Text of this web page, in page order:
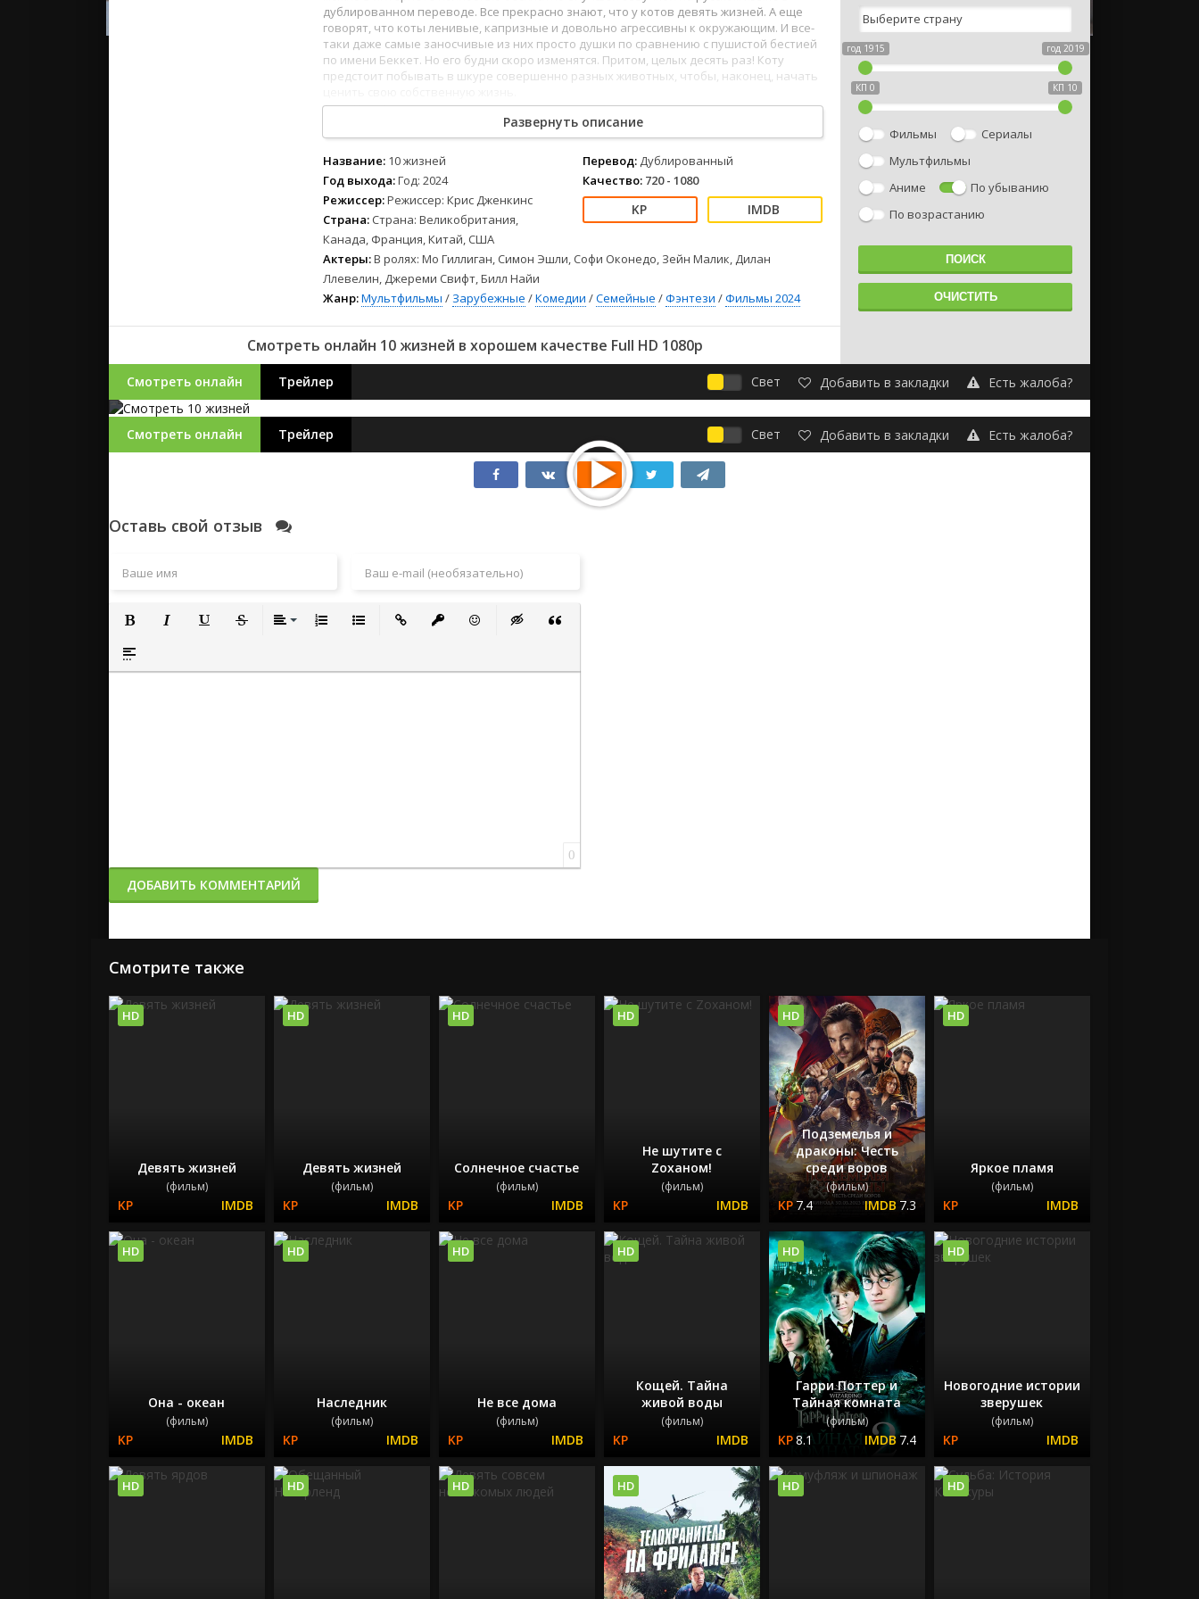
2022
2021
Зарубежные
Детские
Драмы
Комедии
Спорт
Триллеры
Ужасы
2022
2021
Зарубежные
Фильмы из соцетей
дублированном переводе. Все прекрасно знают, что у котов девять жизней. А еще
говорят, что коты ленивые, капризные и довольно агрессивны к окружающим. И все-
таки даже самые заносчивые из них просто душки по сравнению с пушистой бестией
по имени Беккет. Но его будни скоро изменятся. Притом, целых десять раз! Коту
предстоит побывать в шкуре совершенно разных животных, чтобы, наконец, начать
12345 678
Развернуть описание
Название: 10 жизней
Год выхода:Год: 2024
Режиссер:Режиссер: Крис Дженкинс
Страна: Страна: Великобритания,
Канада, Франция, Китай, США
Перевод: Дублированный
Качество: 720 - 1080
Актеры:В ролях: Мо Гиллиган, Симон Эшли, Софи Оконедо, Зейн Малик, Дилан
Ллевелин, Джереми Свифт, Билл Найи
Жанр:Мультфильмы / Зарубежные /Комедии /Семейные /Фэнтези /Фильмы 2024
Смотреть онлайн 10 жизней в хорошем качестве Full HD 1080p
год 1915 год 2019
КП 0 КП 10
Фильмы
Сериалы
Мультфильмы
Аниме
По убыванию
По возрастанию
Смотреть онлайн Трейлер Свет Добавить в закладки Есть жалоба?
Смотреть онлайн Трейлер Свет Добавить в закладки Есть жалоба?
Оставь свой отзыв
Полужирный
Вставка спойлера
0
ДОБАВИТЬ КОММЕНТАРИЙ
Смотрите также
Девять жизней
(фильм)
HD
Девять жизней
(фильм)
HD
Солнечное счастье
(фильм)
HD
Не шутите с
Zоханом!
(фильм)
HD
Подземелья и
драконы: Честь
среди воров
(фильм)
7.4 7.3
HD
Яркое пламя
(фильм)
HD
Она - океан
(фильм)
HD
Наследник
(фильм)
HD
Не все дома
(фильм)
HD
Кощей. Тайна
живой воды
(фильм)
HD
Гарри Поттер и
Тайная комната
(фильм)
8.1 7.4
HD
Новогодние истории
зверушек
(фильм)
HD
HD HD HD HD HD HD